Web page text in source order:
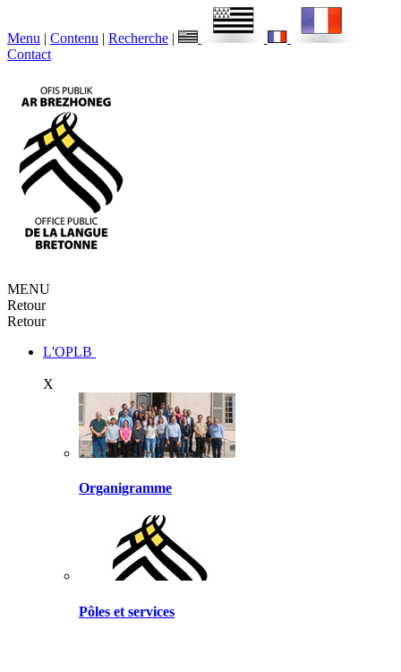
Menu | Contenu | Recherche |
Contact
MENU
Retour
Retour
L'OPLB
X
Organigramme
Pôles et services